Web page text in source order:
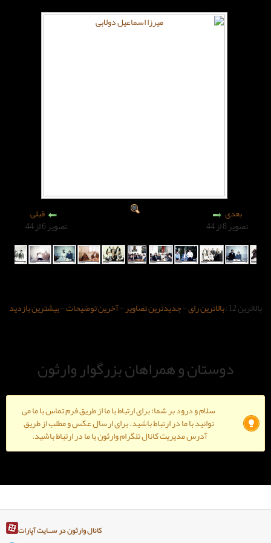
جدیدترین تصاویر-آخرین توضیحات-بیشترین بازدید
همراهان بزرگوار وارثون
بر شما؛ برای ارتباط با ما از طریق فرم تماس با ما می
ما در ارتباط باشید. برای ارسال عکس و مطلب از طریق
کانال تلگرام وارثون با ما در ارتباط باشید.
کانال وارثون در ســایت آپارات